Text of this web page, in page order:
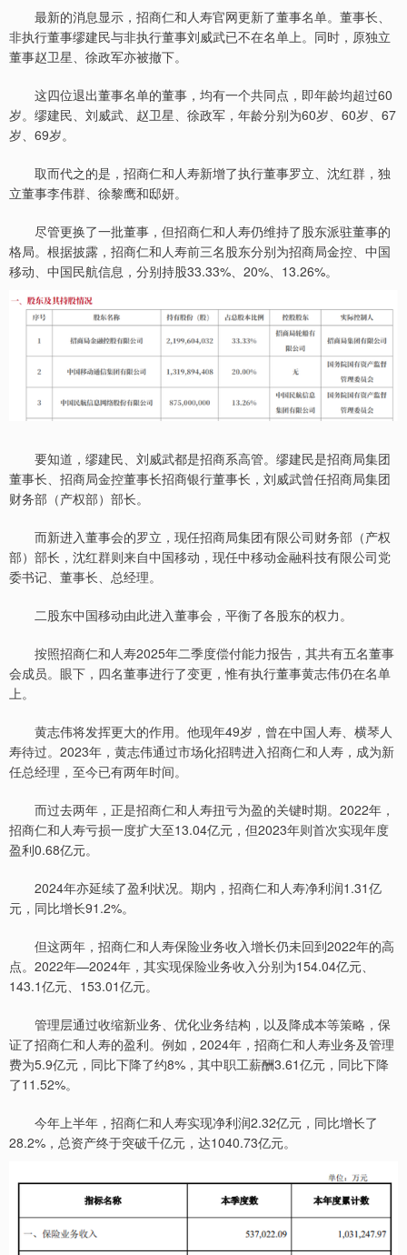
最新的消息显示，招商仁和人寿官网更新了董事名单。董事长、
非执行董事缪建民与非执行董事刘威武已不在名单上。同时，原独立
董事赵卫星、徐政军亦被撤下。
这四位退出董事名单的董事，均有一个共同点，即年龄均超过60
岁。缪建民、刘威武、赵卫星、徐政军，年龄分别为60岁、60岁、67
岁、69岁。
取而代之的是，招商仁和人寿新增了执行董事罗立、沈红群，独
立董事李伟群、徐黎鹰和邸妍。
尽管更换了一批董事，但招商仁和人寿仍维持了股东派驻董事的
格局。根据披露，招商仁和人寿前三名股东分别为招商局金控、中国
移动、中国民航信息，分别持股33.33%、20%、13.26%。
要知道，缪建民、刘威武都是招商系高管。缪建民是招商局集团
董事长、招商局金控董事长招商银行董事长，刘威武曾任招商局集团
财务部（产权部）部长。
而新进入董事会的罗立，现任招商局集团有限公司财务部（产权
部）部长，沈红群则来自中国移动，现任中移动金融科技有限公司党
委书记、董事长、总经理。
二股东中国移动由此进入董事会，平衡了各股东的权力。
按照招商仁和人寿2025年二季度偿付能力报告，其共有五名董事
会成员。眼下，四名董事进行了变更，惟有执行董事黄志伟仍在名单
上。
黄志伟将发挥更大的作用。他现年49岁，曾在中国人寿、横琴人
寿待过。2023年，黄志伟通过市场化招聘进入招商仁和人寿，成为新
任总经理，至今已有两年时间。
而过去两年，正是招商仁和人寿扭亏为盈的关键时期。2022年，
招商仁和人寿亏损一度扩大至13.04亿元，但2023年则首次实现年度
盈利0.68亿元。
2024年亦延续了盈利状况。期内，招商仁和人寿净利润1.31亿
元，同比增长91.2%。
但这两年，招商仁和人寿保险业务收入增长仍未回到2022年的高
点。2022年—2024年，其实现保险业务收入分别为154.04亿元、
143.1亿元、153.01亿元。
管理层通过收缩新业务、优化业务结构，以及降成本等策略，保
证了招商仁和人寿的盈利。例如，2024年，招商仁和人寿业务及管理
费为5.9亿元，同比下降了约8%，其中职工薪酬3.61亿元，同比下降
了11.52%。
今年上半年，招商仁和人寿实现净利润2.32亿元，同比增长了
28.2%，总资产终于突破千亿元，达1040.73亿元。